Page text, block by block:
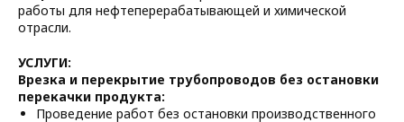
работы для нефтеперерабатывающей и химической
отрасли.
УСЛУГИ:
Врезка и перекрытие трубопроводов без остановки
перекачки продукта:
Проведение работ без остановки производственного